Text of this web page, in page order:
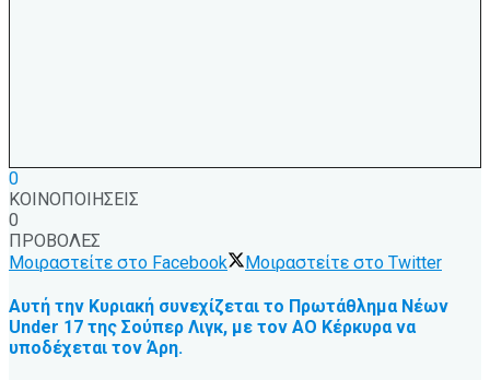
0
ΚΟΙΝΟΠΟΙΗΣΕΙΣ
0
ΠΡΟΒΟΛΕΣ
Μοιραστείτε στο Facebook
Μοιραστείτε στο Twitter
Αυτή την Κυριακή συνεχίζεται το Πρωτάθλημα Νέων
Under 17 της Σούπερ Λιγκ, με τον ΑΟ Κέρκυρα να
υποδέχεται τον Άρη.